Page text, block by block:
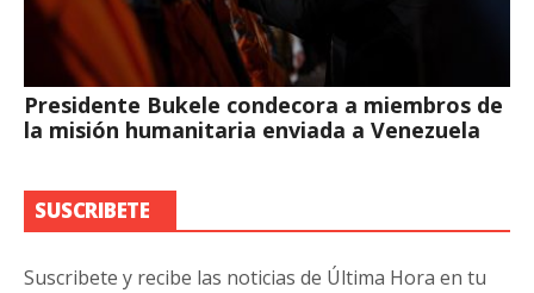
Presidente Bukele condecora a miembros de
la misión humanitaria enviada a Venezuela
SUSCRIBETE
Suscribete y recibe las noticias de Última Hora en tu